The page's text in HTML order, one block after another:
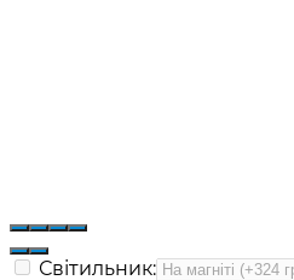
Світильник: